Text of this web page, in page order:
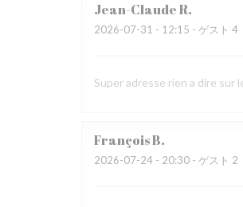
Jean-ClaudeR
2026-07-31 - 12:15 - ゲスト 4
Super adresse rien a dire sur
FrançoisB
2026-07-24 - 20:30 - ゲスト 2